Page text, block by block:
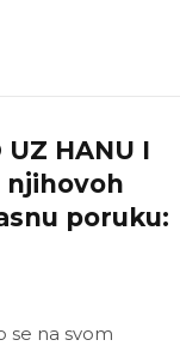
UZ HANU I
njihovoh
poruku:
se na svom